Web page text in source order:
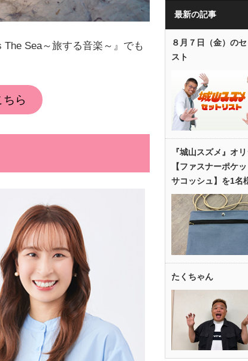
Sea～旅する音楽～』でも
ら
最新の記事
８月７日（金）の
スト
『城山スズメ』オ
【ファスナーポケ
サコッシュ】を1名
たくちゃん